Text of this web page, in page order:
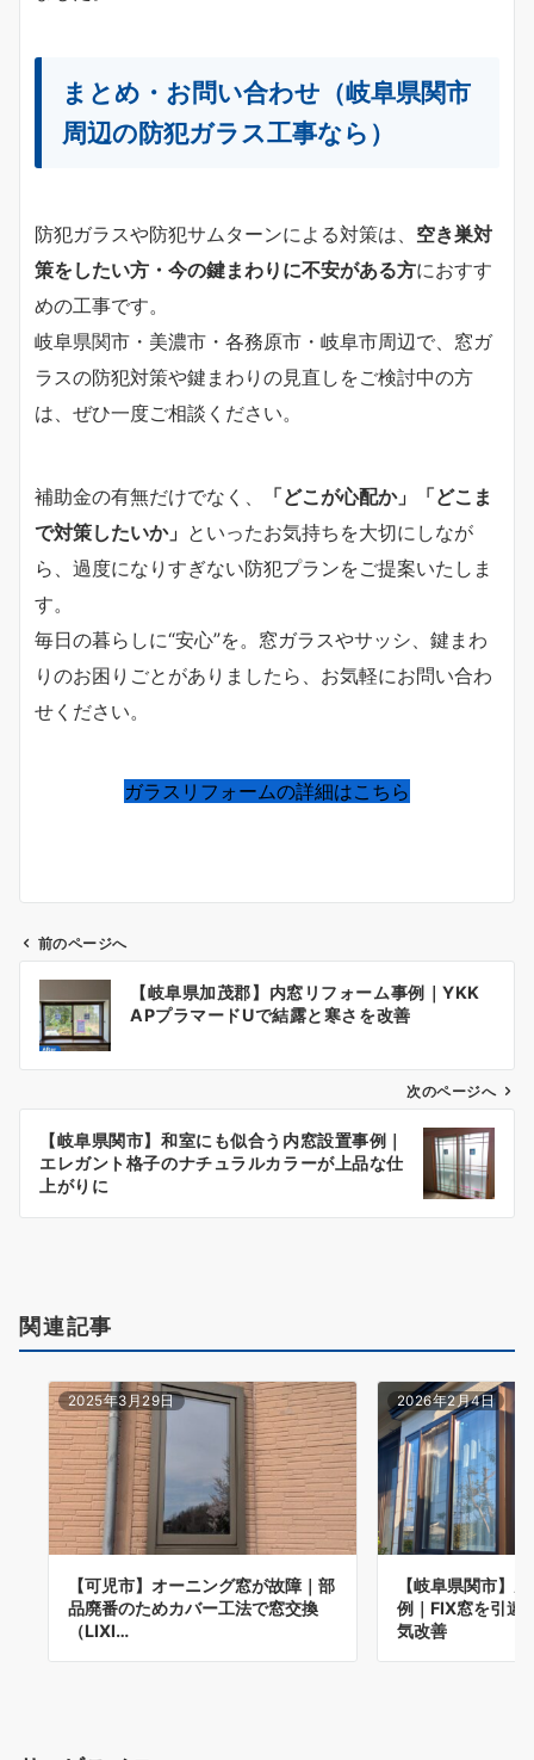
まとめ・お問い合わせ（岐阜県関市
周辺の防犯ガラス工事なら）
防犯ガラスや防犯サムターンによる対策は、 空き巣対
策をしたい方・今の鍵まわりに不安がある方におすす
めの工事です。
岐阜県関市・美濃市・各務原市・岐阜市周辺で、窓ガ
ラスの防犯対策や鍵まわりの見直しをご検討中の方
は、ぜひ一度ご相談ください。
補助金の有無だけでなく、
「どこが心配か」「どこま
で対策したいか」 といったお気持ちを大切にしなが
ら、過度になりすぎない防犯プランをご提案いたしま
す。
毎日の暮らしに“安心”を。窓ガラスやサッシ、鍵まわ
りのお困りごとがありましたら、お気軽にお問い合わ
せください。
ガラスリフォームの詳細はこちら
投
稿
ナ
ビ
ゲ
ー
ョ
ン
前のページへ
【岐阜県加茂郡】内窓リフォーム事例｜YKK
APプラマードUで結露と寒さを改善
次のページへ
【岐阜県関市】和室にも似合う内窓設置事例｜
エレガント格子のナチュラルカラーが上品な仕
上がりに
関連記事
2025年3月29日
【可児市】オーニング窓が故障｜部
品廃番のためカバー工法で窓交換
（LIXI…
2026年2月4日
【岐阜県関市】
例｜FIX窓を引違
気改善